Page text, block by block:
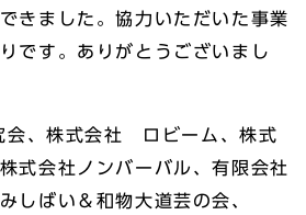
きました。協力いただいた事業
です。ありがとうございまし
会、株式会社 ロビーム、株式
式会社ノンバーバル、有限会社
しばい＆和物大道芸の会、